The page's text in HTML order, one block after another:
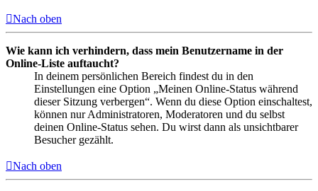
Nach oben
Wie kann ich verhindern, dass mein Benutzername in der
Online-Liste auftaucht?
In deinem persönlichen Bereich findest du in den
Einstellungen eine Option „Meinen Online-Status während
dieser Sitzung verbergen“. Wenn du diese Option einschaltest,
können nur Administratoren, Moderatoren und du selbst
deinen Online-Status sehen. Du wirst dann als unsichtbarer
Besucher gezählt.
Nach oben